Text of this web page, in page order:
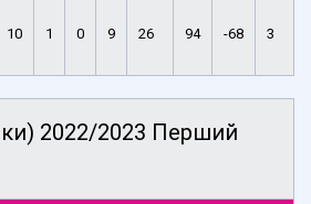
10 1 0 9 26 94 -68 3
2022/2023 Перший